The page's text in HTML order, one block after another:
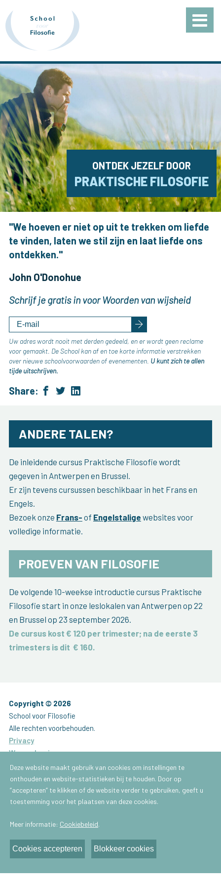
ONTDEK JEZELF DOOR
PRAKTISCHE FILOSOFIE
"We hoeven er niet op uit te trekken om liefde
te vinden, laten we stil zijn en laat liefde ons
ontdekken."
John O'Donohue
Schrijf je gratis in voor Woorden van wijsheid
Uw adres wordt nooit met derden gedeeld, en er wordt geen reclame
voor gemaakt. De School kan af en toe korte informatie verstrekken
over nieuwe schoolvoorwaarden of evenementen. U kunt zich te allen
tijde uitschrijven.
Share:
ANDERE TALEN?
De inleidende cursus Praktische Filosofie wordt
gegeven in Antwerpen en Brussel.
Er zijn tevens cursussen beschikbaar in het Frans en
Engels.
Bezoek onze Frans- of Engelstalige websites voor
volledige informatie.
PROEVEN VAN FILOSOFIE
De volgende 10-weekse introductie cursus Praktische
Filosofie start in onze leslokalen van Antwerpen op 22
en Brussel op 23 september 2026.
De cursus kost € 120 per trimester; na de eerste 3
trimesters is dit € 160.
Copyright © 2026
School voor Filosofie
Alle rechten voorbehouden.
Privacy
Waarschuwing
Website byBrainlane
Brussel
School voor Filosofie
1050 - Brussel
Antwerpen
School voor Filosofie
Deze website maakt gebruik van cookies om instellingen te
onthouden en website-statistieken bij te houden. Door op
“accepteren” te klikken of de website verder te gebruiken, geeft u
toestemming voor het plaatsen van deze cookies.
Meer informatie: Cookiebeleid.
Cookies accepteren Blokkeer cookies